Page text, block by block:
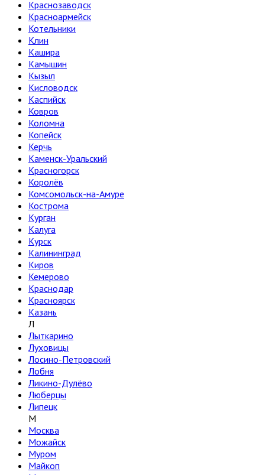
Краснозаводск
Красноармейск
Котельники
Клин
Кашира
Камышин
Кызыл
Кисловодск
Каспийск
Ковров
Коломна
Копейск
Керчь
Каменск-Уральский
Красногорск
Королёв
Комсомольск-на-Амуре
Кострома
Курган
Калуга
Курск
Калининград
Киров
Кемерово
Краснодар
Красноярск
Казань
Л
Лыткарино
Луховицы
Лосино-Петровский
Лобня
Ликино-Дулёво
Люберцы
Липецк
М
Москва
Можайск
Муром
Майкоп